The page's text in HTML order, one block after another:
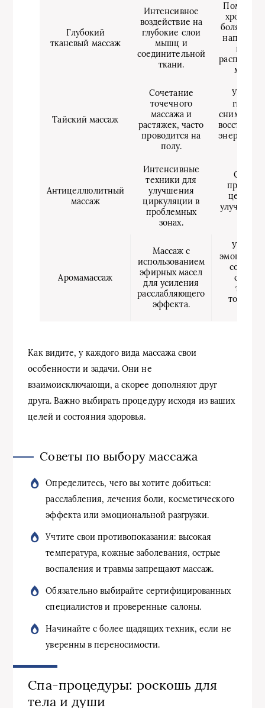
Глубокий
тканевый массаж
Интенсивное
воздействие на
глубокие слои
мышц и
соединительной
ткани.
Помогает
болях,
Тайский массаж
Сочетание
точечного
массажа и
растяжек, часто
проводится на
полу.
снимает
Антицеллюлитный
массаж
Интенсивные
техники для
улучшения
циркуляции в
проблемных
зонах.
улучшает
Аромамассаж
Массаж с
использованием
эфирных масел
для усиления
расслабляющего
эффекта.
Как видите, у каждого вида массажа свои
особенности и задачи. Они не
взаимоисключающи, а скорее дополняют друг
друга. Важно выбирать процедуру исходя из ваших
целей и состояния здоровья.
Советы по выбору массажа
Определитесь, чего вы хотите добиться:
расслабления, лечения боли, косметического
эффекта или эмоциональной разгрузки.
Учтите свои противопоказания: высокая
температура, кожные заболевания, острые
воспаления и травмы запрещают массаж.
Обязательно выбирайте сертифицированных
специалистов и проверенные салоны.
Начинайте с более щадящих техник, если не
уверенны в переносимости.
Спа-процедуры: роскошь для
тела и души